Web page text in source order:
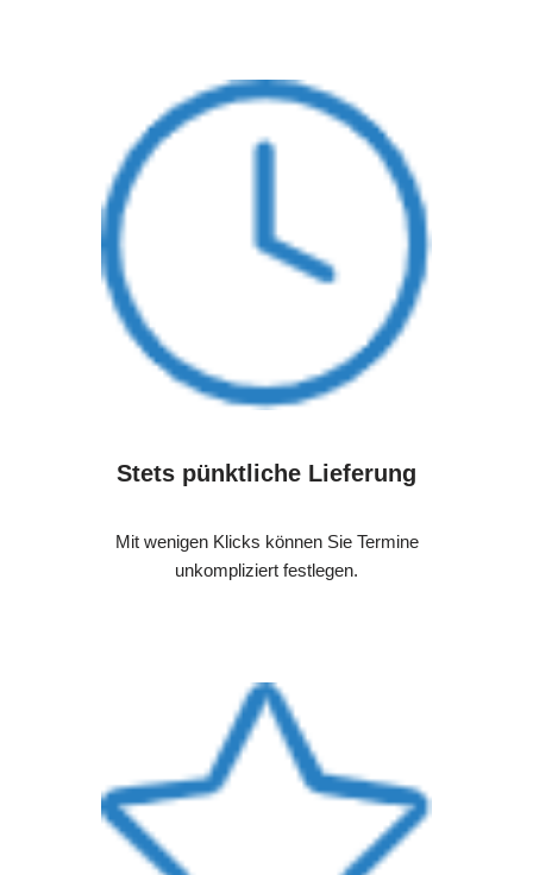
Stets pünktliche Lieferung
Mit wenigen Klicks können Sie Termine
unkompliziert festlegen.